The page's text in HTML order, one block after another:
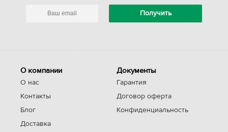
О компании
О нас
Контакты
Блог
Доставка
Документы
Гарантия
Договор оферта
Конфиденциальность